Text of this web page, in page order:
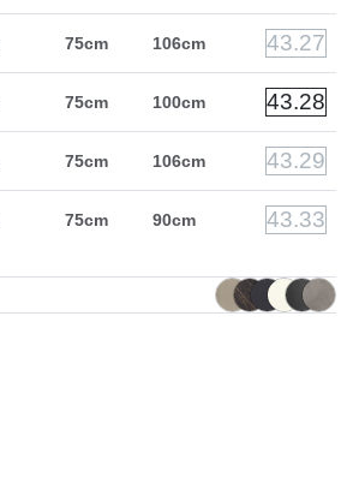
75cm 106cm 43.27
75cm 100cm 43.28
75cm 106cm 43.29
75cm 90cm 43.33